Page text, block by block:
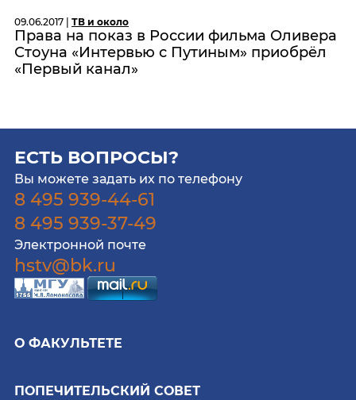
09.06.2017 | ТВ и около
Права на показ в России фильма Оливера
Стоуна «Интервью с Путиным» приобрёл
«Первый канал»
ЕСТЬ ВОПРОСЫ?
Вы можете задать их по телефону
8 495 939-44-61
8 495 939-37-49
Электронной почте
hstv@bk.ru
О ФАКУЛЬТЕТЕ
ПОПЕЧИТЕЛЬСКИЙ СОВЕТ